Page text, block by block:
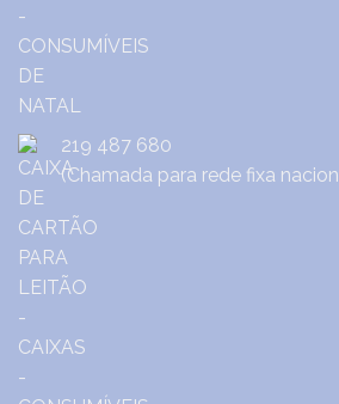
219 487 680
(Chamada para rede fixa